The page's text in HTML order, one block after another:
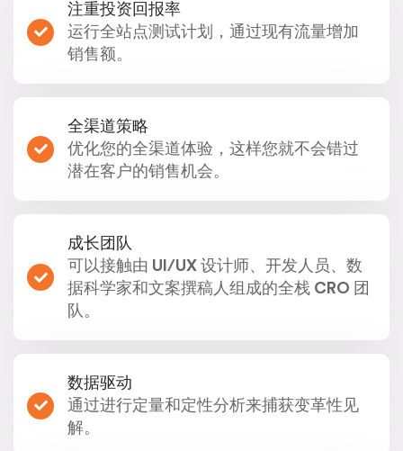
注重投资回报率
运行全站点测试计划，通过现有流量增加
销售额。
全渠道策略
优化您的全渠道体验，这样您就不会错过
潜在客户的销售机会。
成长团队
可以接触由 UI/UX 设计师、开发人员、数
据科学家和文案撰稿人组成的全栈 CRO 团
队。
数据驱动
通过进行定量和定性分析来捕获变革性见
解。